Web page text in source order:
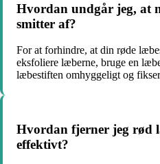
Hvordan undgår jeg, at
smitter af?
For at forhindre, at din røde
eksfoliere læberne, bruge en
læbestiften omhyggeligt og
Hvordan fjerner jeg rød
effektivt?